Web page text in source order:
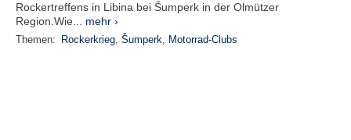
Rockertreffens in Libina bei Šumperk in der Olmützer
Region.Wie... mehr ›
Themen: Rockerkrieg, Šumperk, Motorrad-Clubs